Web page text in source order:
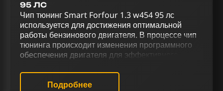
95 ЛС
Чип тюнинг Smart Forfour 1.3 w454 95 лс
используется для достижения оптимальной
работы бензинового двигателя. В процессе чип
тюнинга происходит изменения программного
обеспечения двигателя для эффективного
Forfour 1.3 w454 95 лс через чип тюнинг (stage 1
и stage 2), исключение катализатора (Евро-2),
Подробнее